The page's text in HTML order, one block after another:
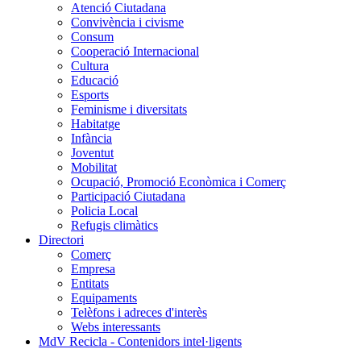
Atenció Ciutadana
Convivència i civisme
Consum
Cooperació Internacional
Cultura
Educació
Esports
Feminisme i diversitats
Habitatge
Infància
Joventut
Mobilitat
Ocupació, Promoció Econòmica i Comerç
Participació Ciutadana
Policia Local
Refugis climàtics
Directori
Comerç
Empresa
Entitats
Equipaments
Telèfons i adreces d'interès
Webs interessants
MdV Recicla - Contenidors intel·ligents